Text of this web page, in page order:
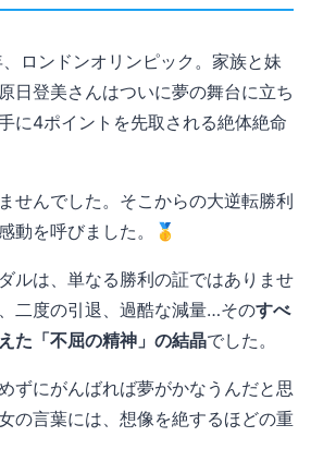
ロンドンオリンピック。家族と妹
日登美さんはついに夢の舞台に立ち
に4ポイントを先取される絶体絶命
せんでした。そこからの大逆転勝利
動を呼びました。🥇
ルは、単なる勝利の証ではありませ
二度の引退、過酷な減量…そのすべ
た「不屈の精神」の結晶でした。
ずにがんばれば夢がかなうんだと思
の言葉には、想像を絶するほどの重